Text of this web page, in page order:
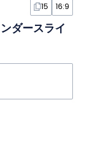
15 16:9
ダースライ